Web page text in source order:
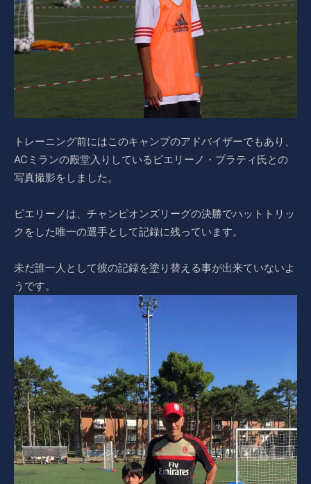
トレーニング前にはこのキャンプのアドバイザーでもあり、
ACミランの殿堂入りしているピエリーノ・プラティ氏との
写真撮影をしました。
ピエリーノは、チャンピオンズリーグの決勝でハットトリッ
クをした唯一の選手として記録に残っています。
未だ誰一人として彼の記録を塗り替える事が出来ていないよ
うです。